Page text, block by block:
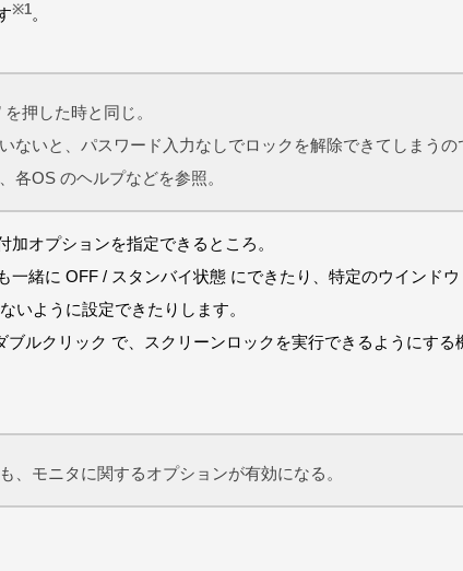
※1。
押した時と同じ。
ないと、パスワード入力なしでロックを解除できてしまうの
各OS のヘルプなどを参照。
オプションを指定できるところ。
一緒に OFF / スタンバイ状態 にできたり、特定のウインド
いように設定できたりします。
ルクリック で、スクリーンロックを実行できるようにする
、モニタに関するオプションが有効になる。